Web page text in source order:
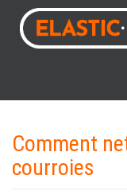
contenu
Comment
courroies